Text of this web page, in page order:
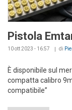
Pistola
10 ott 2023 - 16:57 di
È disponibile sul
compatta calibro
compatibile”